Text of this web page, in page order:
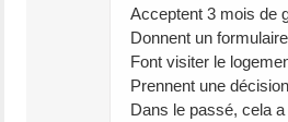
Acceptent 3 mois de
Donnent un
Font visiter le
Prennent une
Dans le passé, cela